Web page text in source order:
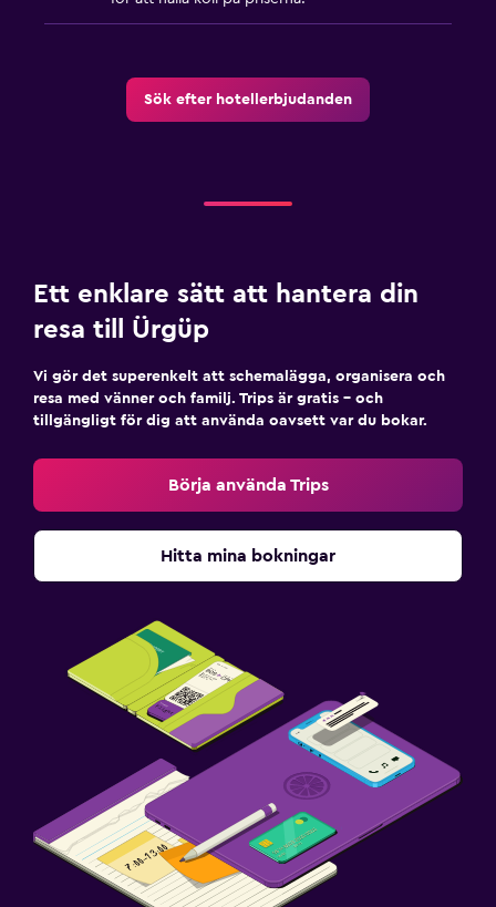
Sök efter hotellerbjudanden
Ett enklare sätt att hantera din
resa till Ürgüp
Vi gör det superenkelt att schemalägga, organisera och
resa med vänner och familj. Trips är gratis – och
tillgängligt för dig att använda oavsett var du bokar.
Börja använda Trips
Hitta mina bokningar